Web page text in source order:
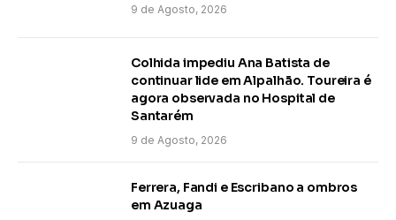
9 de Agosto, 2026
Colhida impediu Ana Batista de
continuar lide em Alpalhão. Toureira é
agora observada no Hospital de
Santarém
9 de Agosto, 2026
Ferrera, Fandi e Escribano a ombros
em Azuaga